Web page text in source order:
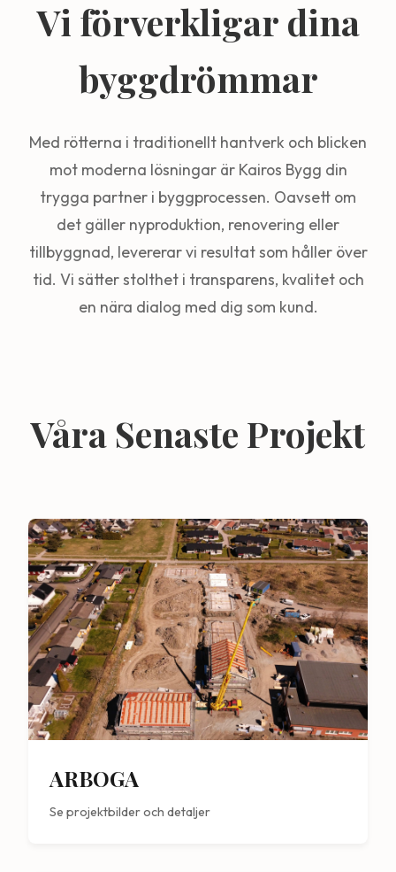
Vi förverkligar dina
byggdrömmar
Med rötterna i traditionellt hantverk och blicken
mot moderna lösningar är Kairos Bygg din
trygga partner i byggprocessen. Oavsett om
det gäller nyproduktion, renovering eller
tillbyggnad, levererar vi resultat som håller över
tid. Vi sätter stolthet i transparens, kvalitet och
en nära dialog med dig som kund.
Våra Senaste Projekt
ARBOGA
Se projektbilder och detaljer